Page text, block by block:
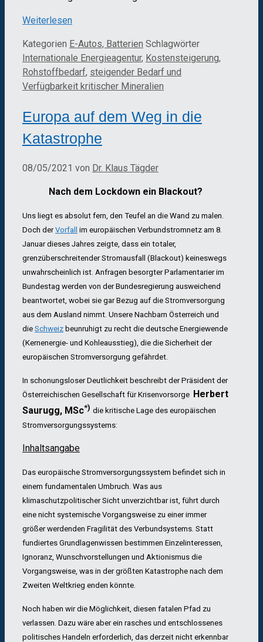
Weiterlesen
Kategorien E-Autos, Batterien Schlagwörter
Internationale Energieagentur, Kostensteigerung,
Rohstoffbedarf, steigender Bedarf und
Verfügbarkeit kritischer Mineralien
Europa auf dem Weg in die
Katastrophe
08/05/2021 von Dr. Klaus Tägder
Nach dem Lockdown ein Blackout?
Uns liegt es absolut fern, den Teufel an die Wand zu malen.
Doch derVorfall im europäischen Verbundstromnetz am 8.
Januar dieses Jahres zeigte, dass ein totaler,
grenzüberschreitender Stromausfall (Blackout) keineswegs
unwahrscheinlich ist. Anfragen besorgter Parlamentarier im
Bundestag werden von der Bundesregierung ausweichend
beantwortet, wobei sie gar Bezug auf die Stromversorgung
aus dem Ausland nimmt. Unsere Nachbarn Österreich und
die Schweiz beunruhigt zu recht die deutsche Energiewende
(Kernenergie- und Kohleausstieg), die die Sicherheit der
europäischen Stromversorgung gefährdet.
In schonungsloser Deutlichkeit beschreibt der Präsident der
Österreichischen Gesellschaft für Krisenvorsorge Herbert
Saurugg, MSc*) die kritische Lage des europäischen
Stromversorgungssystems:
Inhaltsangabe
Das europäische Stromversorgungssystem befindet sich in
einem fundamentalen Umbruch. Was aus
klimaschutzpolitischer Sicht unverzichtbar ist, führt durch
eine nicht systemische Vorgangsweise zu einer immer
größer werdenden Fragilität des Verbundsystems. Statt
fundiertes Grundlagenwissen bestimmen Einzelinteressen,
Ignoranz, Wunschvorstellungen und Aktionismus die
Vorgangsweise, was in der größten Katastrophe nach dem
Zweiten Weltkrieg enden könnte.
Noch haben wir die Möglichkeit, diesen fatalen Pfad zu
verlassen. Dazu wäre aber ein rasches und entschlossenes
politisches Handeln erforderlich, das derzeit nicht erkennbar